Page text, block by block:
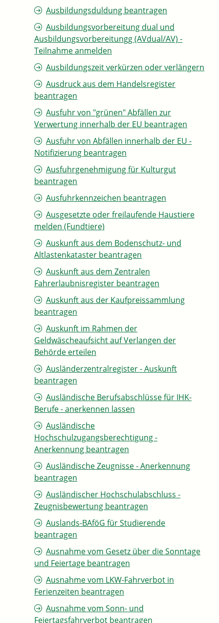
Ausbildungsduldung beantragen
Ausbildungsvorbereitung dual und
Ausbildungsvorbereitungg (AVdual/AV) -
Teilnahme anmelden
Ausbildungszeit verkürzen oder verlängern
Ausdruck aus dem Handelsregister
beantragen
Ausfuhr von "grünen" Abfällen zur
Verwertung innerhalb der EU beantragen
Ausfuhr von Abfällen innerhalb der EU -
Notifizierung beantragen
Ausfuhrgenehmigung für Kulturgut
beantragen
Ausfuhrkennzeichen beantragen
Ausgesetzte oder freilaufende Haustiere
melden (Fundtiere)
Auskunft aus dem Bodenschutz- und
Altlastenkataster beantragen
Auskunft aus dem Zentralen
Fahrerlaubnisregister beantragen
Auskunft aus der Kaufpreissammlung
beantragen
Auskunft im Rahmen der
Geldwäscheaufsicht auf Verlangen der
Behörde erteilen
Ausländerzentralregister - Auskunft
beantragen
Ausländische Berufsabschlüsse für IHK-
Berufe - anerkennen lassen
Ausländische
Hochschulzugangsberechtigung -
Anerkennung beantragen
Ausländische Zeugnisse - Anerkennung
beantragen
Ausländischer Hochschulabschluss -
Zeugnisbewertung beantragen
Auslands-BAföG für Studierende
beantragen
Ausnahme vom Gesetz über die Sonntage
und Feiertage beantragen
Ausnahme vom LKW-Fahrverbot in
Ferienzeiten beantragen
Ausnahme vom Sonn- und
Feiertagsfahrverbot beantragen